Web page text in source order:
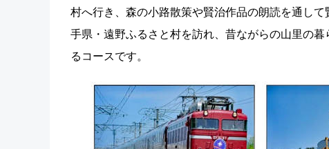
村へ行き、森の小路散策や賢治作品の朗読を通し
手県・遠野ふるさと村を訪れ、昔ながらの山里の
るコースです。